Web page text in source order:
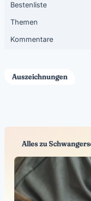
Bestenliste
Themen
Kommentare
Auszeichnungen
Alles zu